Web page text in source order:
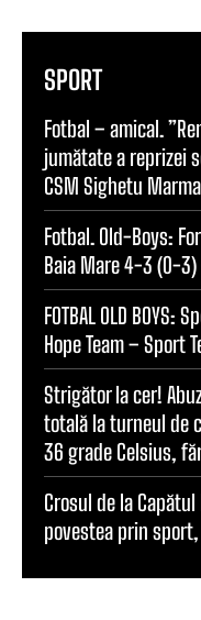
SPORT
Fotbal – amical.
jumătate a reprizei
CSM Sighetu
Fotbal. Old-Boys:
Baia Mare 4-3 (0-
FOTBAL OLD
Hope Team – Sport
Strigător la cer!
totală la turneul de
36 grade Celsius,
Crosul de la
povestea prin